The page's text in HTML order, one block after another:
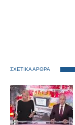
ΣΧΕΤΙΚΑ ΑΡΘΡΑ